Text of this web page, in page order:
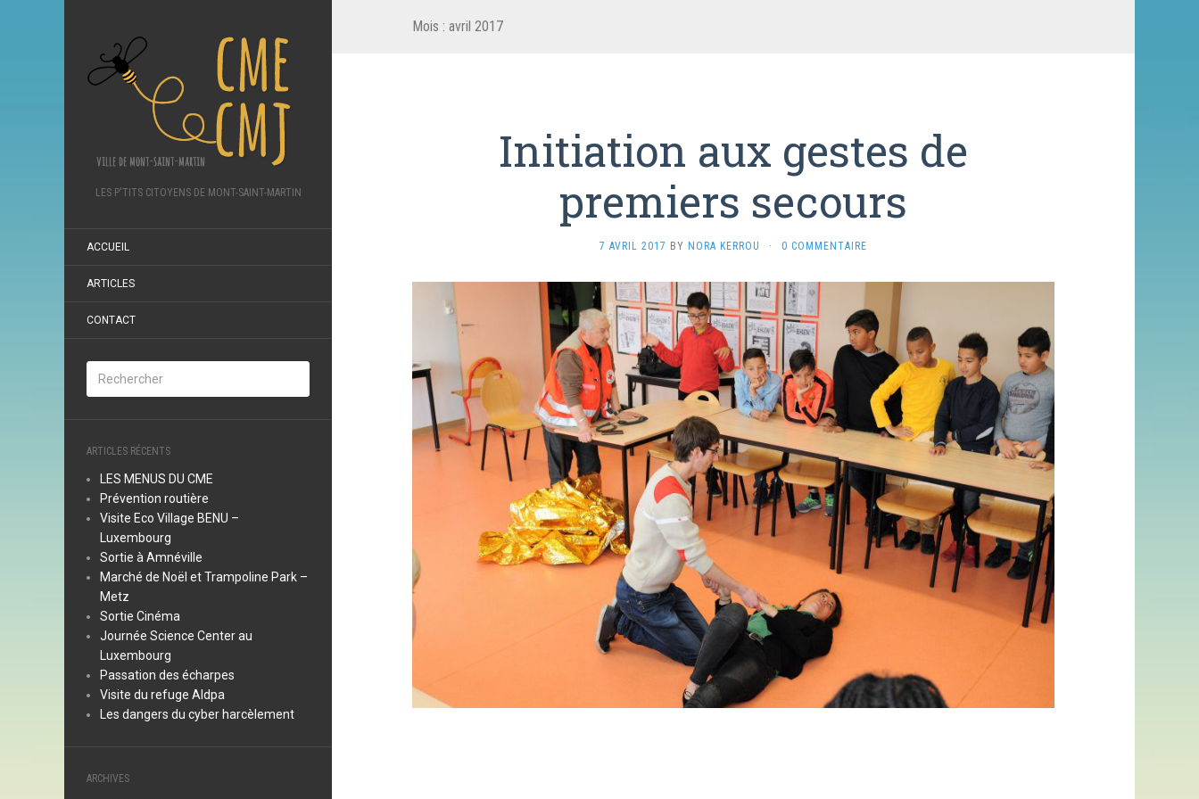
LES P'TITS CITOYENS DE MONT-SAINT-MARTIN
ACCUEIL
ARTICLES
CONTACT
ARTICLES RÉCENTS
LES MENUS DU CME
Prévention routière
Visite Eco Village BENU –
Luxembourg
Sortie à Amnéville
Marché de Noël et Trampoline Park –
Metz
Sortie Cinéma
Journée Science Center au
Luxembourg
Passation des écharpes
Visite du refuge Aldpa
Les dangers du cyber harcèlement
ARCHIVES
Mois : avril 2017
Initiation aux gestes de
premiers secours
7 AVRIL 2017 BY NORA KERROU · 0 COMMENTAIRE